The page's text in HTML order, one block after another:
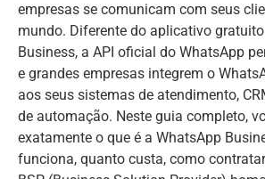
empresas se comunicam com seus
mundo. Diferente do aplicativo
Business, a API oficial do WhatsApp
e grandes empresas integrem o
aos seus sistemas de atendimento,
de automação. Neste guia completo,
exatamente o que é a WhatsApp
funciona, quanto custa, como